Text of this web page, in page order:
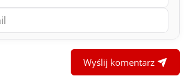
Wyślij komentarz